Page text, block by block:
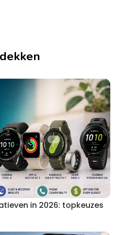
in 2026: topkeuzes